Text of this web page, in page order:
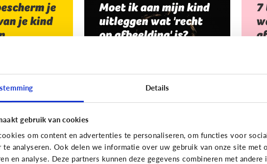
Details
gebruik van cookies
om content en advertenties te personaliseren, om functies voor
te analyseren. Ook delen we informatie over uw gebruik van onze site met
en analyse. Deze partners kunnen deze gegevens combineren met
je
je kind
Moet ik aan mijn kind
uitleggen wat 'recht
op afbeelding' is?
filmpjes waar anderen op staan?
Of deelt jouw kind zomaar alles
van iedereen op Facebook of
7
Privacy Privacy